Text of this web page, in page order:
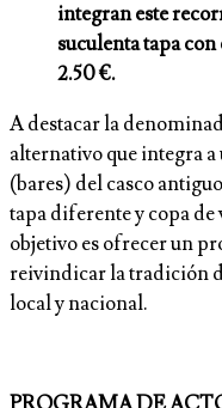
integran este
suculenta tapa
2.50 €.
A destacar la
alternativo que integra
(bares) del casco
tapa diferente y copa
objetivo es ofrecer un
reivindicar la tradición
local y nacional.